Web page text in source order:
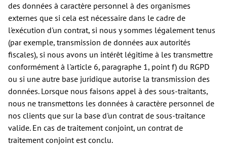
des données à caractère personnel à des organismes
externes que si cela est nécessaire dans le cadre de
l'exécution d'un contrat, si nous y sommes légalement tenus
(par exemple, transmission de données aux autorités
fiscales), si nous avons un intérêt légitime à les transmettre
conformément à l'article 6, paragraphe 1, point f) du RGPD
ou si une autre base juridique autorise la transmission des
données. Lorsque nous faisons appel à des sous-traitants,
nous ne transmettons les données à caractère personnel de
nos clients que sur la base d'un contrat de sous-traitance
valide. En cas de traitement conjoint, un contrat de
traitement conjoint est conclu.